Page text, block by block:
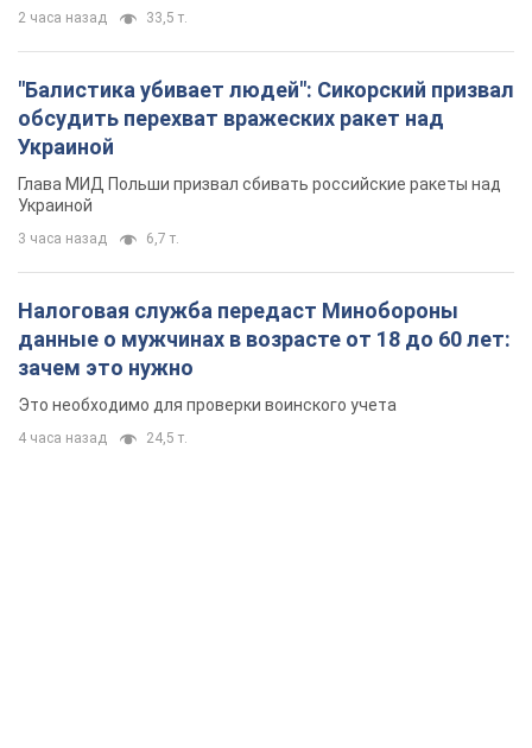
2 часа назад 33,5 т.
"Балистика убивает людей": Сикорский призвал
обсудить перехват вражеских ракет над
Украиной
Глава МИД Польши призвал сбивать российские ракеты над
Украиной
3 часа назад 6,7 т.
Налоговая служба передаст Минобороны
данные о мужчинах в возрасте от 18 до 60 лет:
зачем это нужно
Это необходимо для проверки воинского учета
4 часа назад 24,5 т.